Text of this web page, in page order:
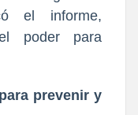
el informe,
poder para
prevenir y